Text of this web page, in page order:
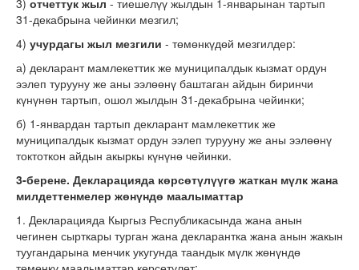
3) отчеттук жыл - тиешелүү жылдын 1-январынан тартып
31-декабрына чейинки мезгил;
4) учурдагы жыл мезгили - төмөнкүдөй мезгилдер:
а) декларант мамлекеттик же муниципалдык кызмат ордун
ээлеп турууну же аны ээлөөнү баштаган айдын биринчи
күнүнөн тартып, ошол жылдын 31-декабрына чейинки;
б) 1-январдан тартып декларант мамлекеттик же
муниципалдык кызмат ордун ээлеп турууну же аны ээлөөнү
токтоткон айдын акыркы күнүнө чейинки.
3-берене. Декларацияда көрсөтүлүүгө жаткан мүлк жана
милдеттенмелер жөнүндө маалыматтар
1. Декларацияда Кыргыз Республикасында жана анын
чегинен сырткары турган жана декларантка жана анын жакын
туугандарына менчик укугунда таандык мүлк жөнүндө